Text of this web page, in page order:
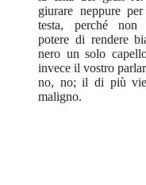
giurare neppure
testa, perché
potere di rendere
nero un solo
invece il vostro
no, no; il di più
maligno.